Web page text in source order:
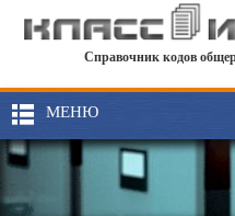
Справочник кодов
МЕНЮ